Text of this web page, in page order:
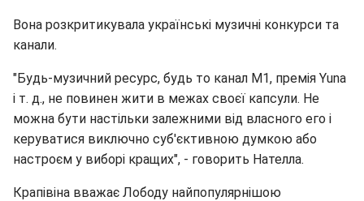
Вона розкритикувала українські музичні конкурси та
канали.
"Будь-музичний ресурс, будь то канал М1, премія Yuna
і т. д., не повинен жити в межах своєї капсули. Не
можна бути настільки залежними від власного его і
керуватися виключно суб'єктивною думкою або
настроєм у виборі кращих", - говорить Нателла.
Крапівіна вважає Лободу найпопулярнішою